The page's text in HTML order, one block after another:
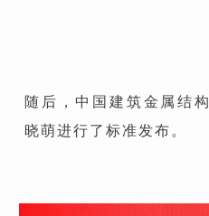
随后，中国建筑金属结
晓萌进行了标准发布。